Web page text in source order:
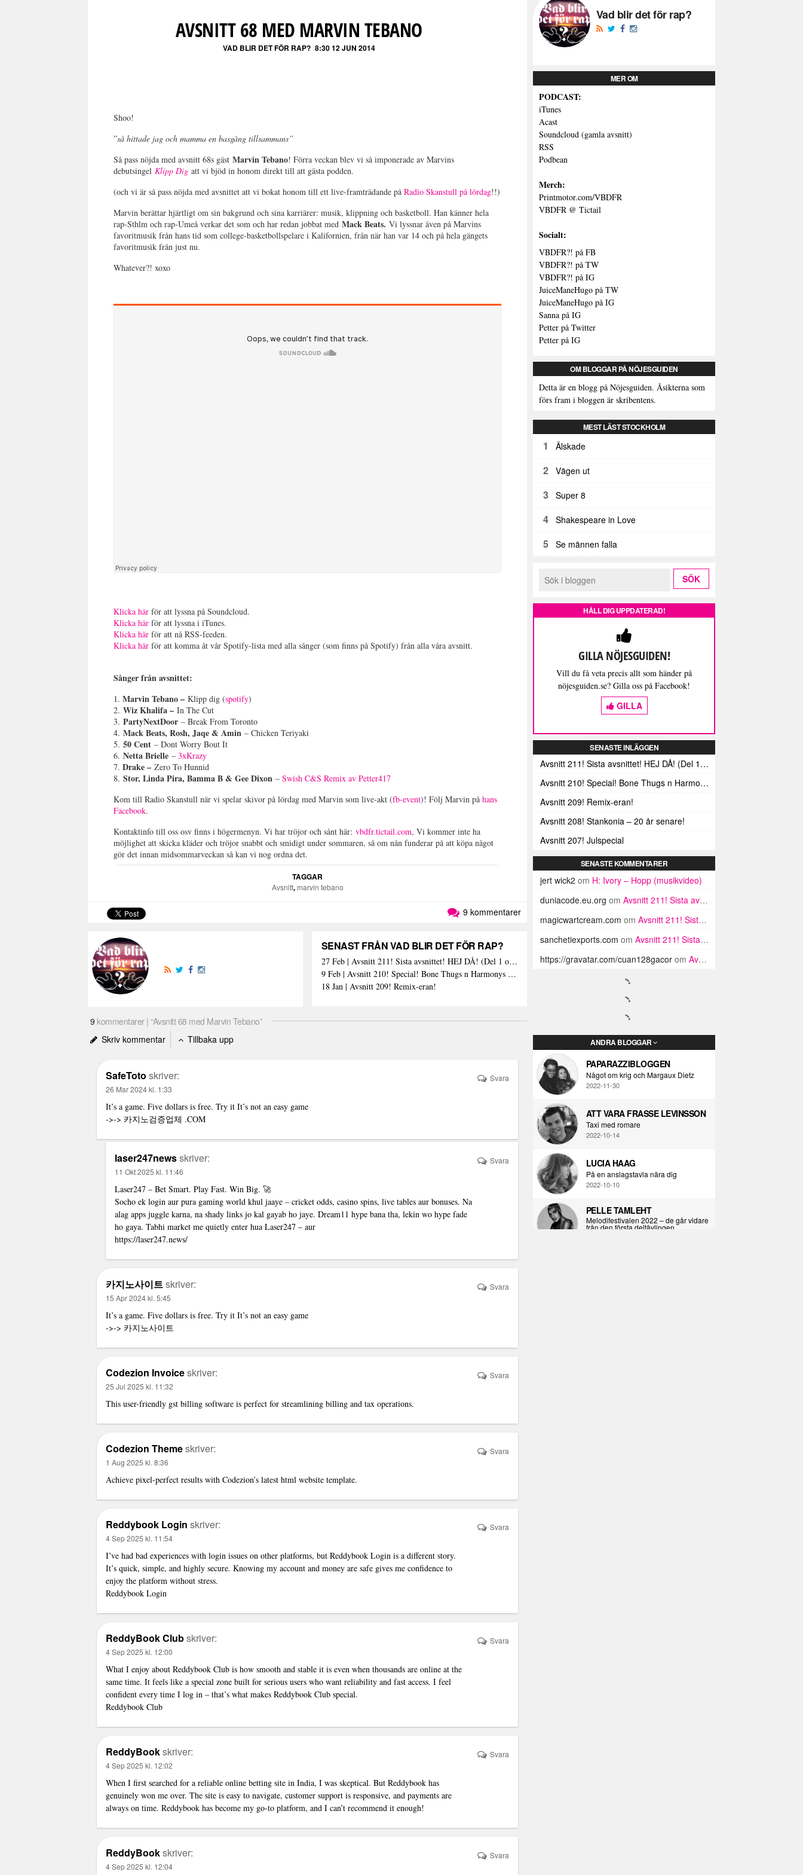
AVSNITT 68 MED MARVIN TEBANO
VAD BLIR DET FÖR RAP? 8:30 12 JUN 2014
Shoo!
”så hittade jag och mamma en basgång tillsammans”
Så pass nöjda med avsnitt 68s gästMarvin Tebano! Förra veckan blev vi så imponerade av Marvins
debutsingel Klipp Dig att vi bjöd in honom direkt till att gästa podden.
(och vi är så pass nöjda med avsnittet att vi bokat honom till ett live-framträdande påRadio Skanstull på lördag!!)
Marvin berättar hjärtligt om sin bakgrund och sina karriärer: musik, klippning och basketboll. Han känner hela
rap-Sthlm och rap-Umeå verkar det som och har redan jobbat medMack Beats.Vi lyssnar även på Marvins
favoritmusik från hans tid som college-basketbollspelare i Kalifornien, från när han var 14 och på hela gängets
favoritmusik från just nu.
Whatever?! xoxo
Klicka här för att lyssna på Soundcloud.
Klicka här för att lyssna i iTunes.
Klicka här för att nå RSS-feeden.
Klicka här för att komma åt vår Spotify-lista med alla sånger (som finns på Spotify) från alla våra avsnitt.
Sånger från avsnittet:
1.Marvin Tebano –Klipp dig (spotify)
2.Wiz Khalifa –In The Cut
3.PartyNextDoor– Break From Toronto
4.Mack Beats, Rosh, Jaqe & Amin– Chicken Teriyaki
5.50 Cent– Dont Worry Bout It
6.Netta Brielle– 3xKrazy
7.Drake –Zero To Hunnid
8.Stor, Linda Pira, Bamma B & Gee Dixon–Swish C&S Remix av Petter417
Kom till Radio Skanstull när vi spelar skivor på lördag med Marvin som live-akt (fb-event)! Följ Marvin påhans
Facebook.
Kontaktinfo till oss osv finns i högermenyn. Vi har tröjor och sånt här:vbdfr.tictail.com, Vi kommer inte ha
möjlighet att skicka kläder och tröjor snabbt och smidigt under sommaren, så om nån funderar på att köpa något
gör det innan midsommarveckan så kan vi nog ordna det.
TAGGAR
Avsnitt,marvin tebano
9 kommentarer
SENAST FRÅN VAD BLIR DET FÖR RAP?
27 Feb | Avsnitt 211! Sista avsnittet! HEJ DÅ! (Del 1 och 2)
9 Feb | Avsnitt 210! Special! Bone Thugs n Harmonys album E.1999 Eternal
18 Jan | Avsnitt 209! Remix-eran!
9 kommentarer | “Avsnitt 68 med Marvin Tebano”
Skriv kommentar
Tillbaka upp
SafeToto skriver:
26 Mar 2024 kl. 1:33
It’s a game. Five dollars is free. Try it It’s not an easy game
->-> 카지노검증업체 .COM
Svara
laser247newsskriver:
11 Okt 2025 kl. 11:46
Laser247 – Bet Smart. Play Fast. Win Big. 🚀
Socho ek login aur pura gaming world khul jaaye – cricket odds, casino spins, live tables aur bonuses. Na
alag apps juggle karna, na shady links jo kal gayab ho jaye. Dream11 hype bana tha, lekin wo hype fade
ho gaya. Tabhi market me quietly enter hua Laser247 – aur
https://laser247.news/
Svara
카지노사이트skriver:
15 Apr 2024 kl. 5:45
It’s a game. Five dollars is free. Try it It’s not an easy game
->-> 카지노사이트
Svara
Codezion Invoiceskriver:
25 Jul 2025 kl. 11:32
This user-friendly gst billing software is perfect for streamlining billing and tax operations.
Svara
Codezion Themeskriver:
1 Aug 2025 kl. 8:36
Achieve pixel-perfect results with Codezion’s latest html website template.
Svara
Reddybook Login skriver:
4 Sep 2025 kl. 11:54
I’ve had bad experiences with login issues on other platforms, but Reddybook Login is a different story.
It’s quick, simple, and highly secure. Knowing my account and money are safe gives me confidence to
enjoy the platform without stress.
Reddybook Login
Svara
ReddyBook Clubskriver:
4 Sep 2025 kl. 12:00
What I enjoy about Reddybook Club is how smooth and stable it is even when thousands are online at the
same time. It feels like a special zone built for serious users who want reliability and fast access. I feel
confident every time I log in – that’s what makes Reddybook Club special.
Reddybook Club
Svara
ReddyBookskriver:
4 Sep 2025 kl. 12:02
When I first searched for a reliable online betting site in India, I was skeptical. But Reddybook has
genuinely won me over. The site is easy to navigate, customer support is responsive, and payments are
always on time. Reddybook has become my go-to platform, and I can’t recommend it enough!
Svara
ReddyBookskriver:
4 Sep 2025 kl. 12:04
Svara
Vad blir det för rap?
MER OM
PODCAST:
iTunes
Acast
Soundcloud (gamla avsnitt)
RSS
Podbean
Merch:
Printmotor.com/VBDFR
VBDFR @ Tictail
Socialt:
VBDFR?! på FB
VBDFR?! på TW
VBDFR?! på IG
JuiceManeHugo på TW
JuiceManeHugo på IG
Sanna på IG
Petter på Twitter
Petter på IG
OM BLOGGAR PÅ NÖJESGUIDEN
Detta är en blogg på Nöjesguiden. Åsikterna som
förs fram i bloggen är skribentens.
MEST LÄST STOCKHOLM
1 Älskade
2 Vägen ut
3 Super 8
4 Shakespeare in Love
5 Se männen falla
HÅLL DIG UPPDATERAD!
GILLA NÖJESGUIDEN!
Vill du få veta precis allt som händer på
nöjesguiden.se? Gilla oss på Facebook!
GILLA
SENASTE INLÄGGEN
Avsnitt 211! Sista avsnittet! HEJ DÅ! (Del 1 och 2)
Avsnitt 210! Special! Bone Thugs n Harmonys album E.1999 Eternal
Avsnitt 209! Remix-eran!
Avsnitt 208! Stankonia – 20 år senare!
Avsnitt 207! Julspecial
SENASTE KOMMENTARER
jert wick2 om H: Ivory – Hopp (musikvideo)
duniacode.eu.org om Avsnitt 211! Sista avsnittet! HEJ DÅ! (Del 1 och 2)
magicwartcream.com om Avsnitt 211! Sista avsnittet! HEJ DÅ! (Del 1 och 2)
sanchetiexports.com om Avsnitt 211! Sista avsnittet! HEJ DÅ! (Del 1 och 2)
https://gravatar.com/cuan128gacor om Avsnitt 211! Sista avsnittet! HEJ DÅ! (Del 1 och 2)
ANDRA BLOGGAR
PAPARAZZIBLOGGEN
Något om krig och Margaux Dietz
2022-11-30
ATT VARA FRASSE LEVINSSON
Taxi med romare
2022-10-14
LUCIA HAAG
På en anslagstavla nära dig
2022-10-10
PELLE TAMLEHT
Melodifestivalen 2022 – de går vidare
från den första deltävlingen